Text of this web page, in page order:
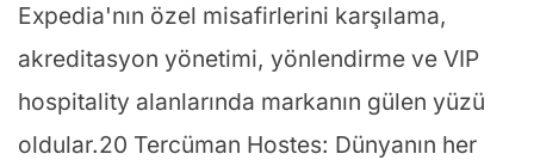
Expedia'nın özel misafirlerini karşılama,
akreditasyon yönetimi, yönlendirme ve VIP
hospitality alanlarında markanın gülen yüzü
oldular.20 Tercüman Hostes: Dünyanın her